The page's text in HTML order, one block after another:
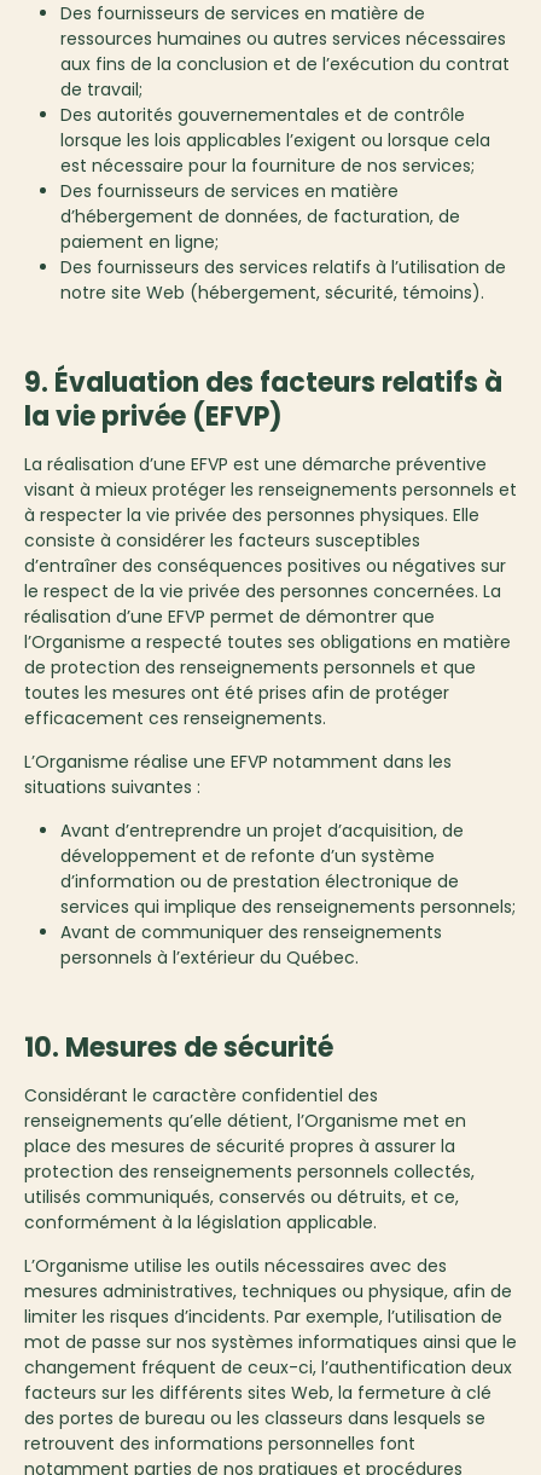
Des fournisseurs de services en matière de
ressources humaines ou autres services nécessaires
aux fins de la conclusion et de l’exécution du contrat
de travail;
Des autorités gouvernementales et de contrôle
lorsque les lois applicables l’exigent ou lorsque cela
est nécessaire pour la fourniture de nos services;
Des fournisseurs de services en matière
d’hébergement de données, de facturation, de
paiement en ligne;
Des fournisseurs des services relatifs à l’utilisation de
notre site Web (hébergement, sécurité, témoins).
9. Évaluation des facteurs relatifs à
la vie privée (EFVP)
La réalisation d’une EFVP est une démarche préventive
visant à mieux protéger les renseignements personnels et
à respecter la vie privée des personnes physiques. Elle
consiste à considérer les facteurs susceptibles
d’entraîner des conséquences positives ou négatives sur
le respect de la vie privée des personnes concernées. La
réalisation d’une EFVP permet de démontrer que
l’Organisme a respecté toutes ses obligations en matière
de protection des renseignements personnels et que
toutes les mesures ont été prises afin de protéger
efficacement ces renseignements.
L’Organisme réalise une EFVP notamment dans les
situations suivantes :
Avant d’entreprendre un projet d’acquisition, de
développement et de refonte d’un système
d’information ou de prestation électronique de
services qui implique des renseignements personnels;
Avant de communiquer des renseignements
personnels à l’extérieur du Québec.
10. Mesures de sécurité
Considérant le caractère confidentiel des
renseignements qu’elle détient, l’Organisme met en
place des mesures de sécurité propres à assurer la
protection des renseignements personnels collectés,
utilisés communiqués, conservés ou détruits, et ce,
conformément à la législation applicable.
L’Organisme utilise les outils nécessaires avec des
mesures administratives, techniques ou physique, afin de
limiter les risques d’incidents. Par exemple, l’utilisation de
mot de passe sur nos systèmes informatiques ainsi que le
changement fréquent de ceux-ci, l’authentification deux
facteurs sur les différents sites Web, la fermeture à clé
des portes de bureau ou les classeurs dans lesquels se
retrouvent des informations personnelles font
notamment parties de nos pratiques et procédures